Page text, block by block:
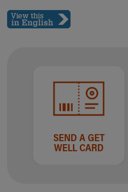
SEND A GET
WELL CARD